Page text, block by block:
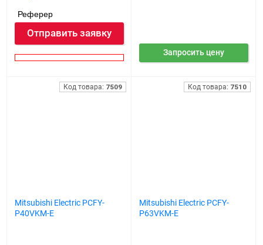
Реферер
Отправить заявку
Запросить цену
Код товара: 7509
Mitsubishi Electric PCFY-
P40VKM-E
Код товара: 7510
Mitsubishi Electric PCFY-
P63VKM-E